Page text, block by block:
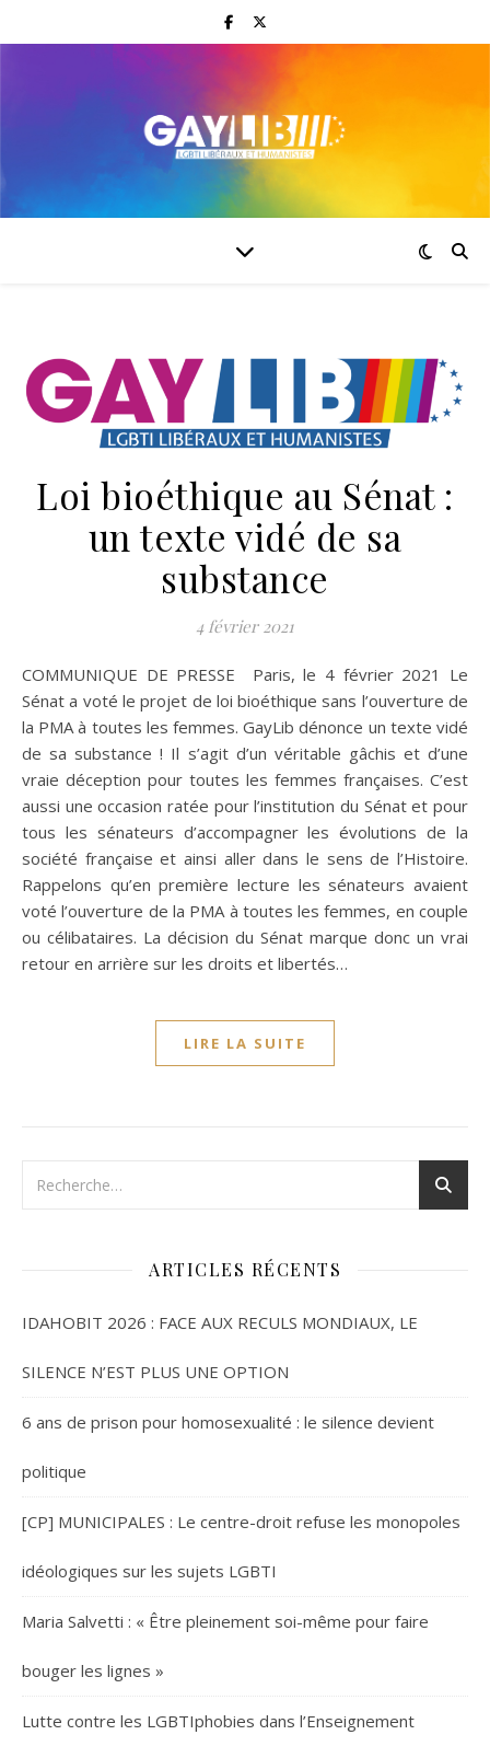
Loi bioéthique au Sénat :
un texte vidé de sa
substance
4 février 2021
COMMUNIQUE DE PRESSE Paris, le 4 février 2021 Le
Sénat a voté le projet de loi bioéthique sans l’ouverture de
la PMA à toutes les femmes. GayLib dénonce un texte vidé
de sa substance ! Il s’agit d’un véritable gâchis et d’une
vraie déception pour toutes les femmes françaises. C’est
aussi une occasion ratée pour l’institution du Sénat et pour
tous les sénateurs d’accompagner les évolutions de la
société française et ainsi aller dans le sens de l’Histoire.
Rappelons qu’en première lecture les sénateurs avaient
voté l’ouverture de la PMA à toutes les femmes, en couple
ou célibataires. La décision du Sénat marque donc un vrai
retour en arrière sur les droits et libertés…
LIRE LA SUITE
ARTICLES RÉCENTS
IDAHOBIT 2026 : FACE AUX RECULS MONDIAUX, LE
SILENCE N’EST PLUS UNE OPTION
6 ans de prison pour homosexualité : le silence devient
politique
[CP] MUNICIPALES : Le centre-droit refuse les monopoles
idéologiques sur les sujets LGBTI
Maria Salvetti : « Être pleinement soi-même pour faire
bouger les lignes »
Lutte contre les LGBTIphobies dans l’Enseignement